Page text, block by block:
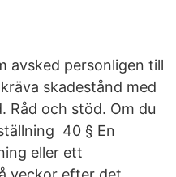
avsked personligen till
skadestånd med
Råd och stöd. Om du
40 § En
eller ett